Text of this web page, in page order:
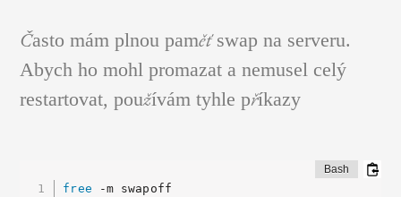
Často mám plnou paměť swap na serveru.
Abych ho mohl promazat a nemusel celý
restartovat, používám tyhle příkazy
free -m swapoff